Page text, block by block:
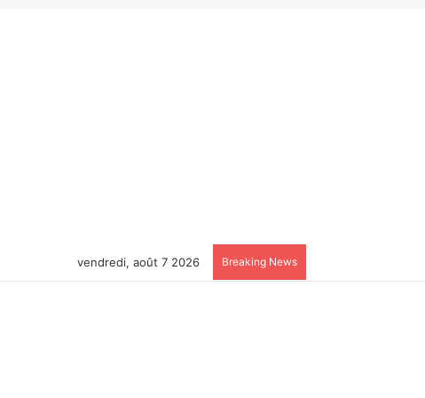
vendredi, août 7 2026 Breaking News